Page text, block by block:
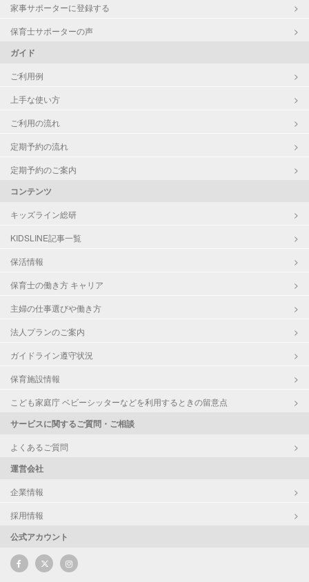
家事サポーターに登録する
保育士サポーターの声
ガイド
ご利用例
上手な使い方
ご利用の流れ
定期予約の流れ
定期予約のご案内
コンテンツ
キッズライン総研
KIDSLINE記事一覧
保活情報
保育士の働き方 キャリア
主婦の仕事選びや働き方
法人プランのご案内
ガイドライン遵守状況
保育施設情報
こども家庭庁 ベビーシッターなどを利用するときの留意点
サービスに関するご質問・ご相談
よくあるご質問
運営会社
企業情報
採用情報
公式アカウント